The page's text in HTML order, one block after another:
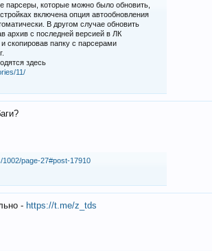
парсеры, которые можно было обновить,
включена опция автообновления
В другом случае обновить
архив с последней версией в ЛК
и скопировав папку с парсерами
здесь
11/
page-27#post-17910
- https://t.me/z_tds